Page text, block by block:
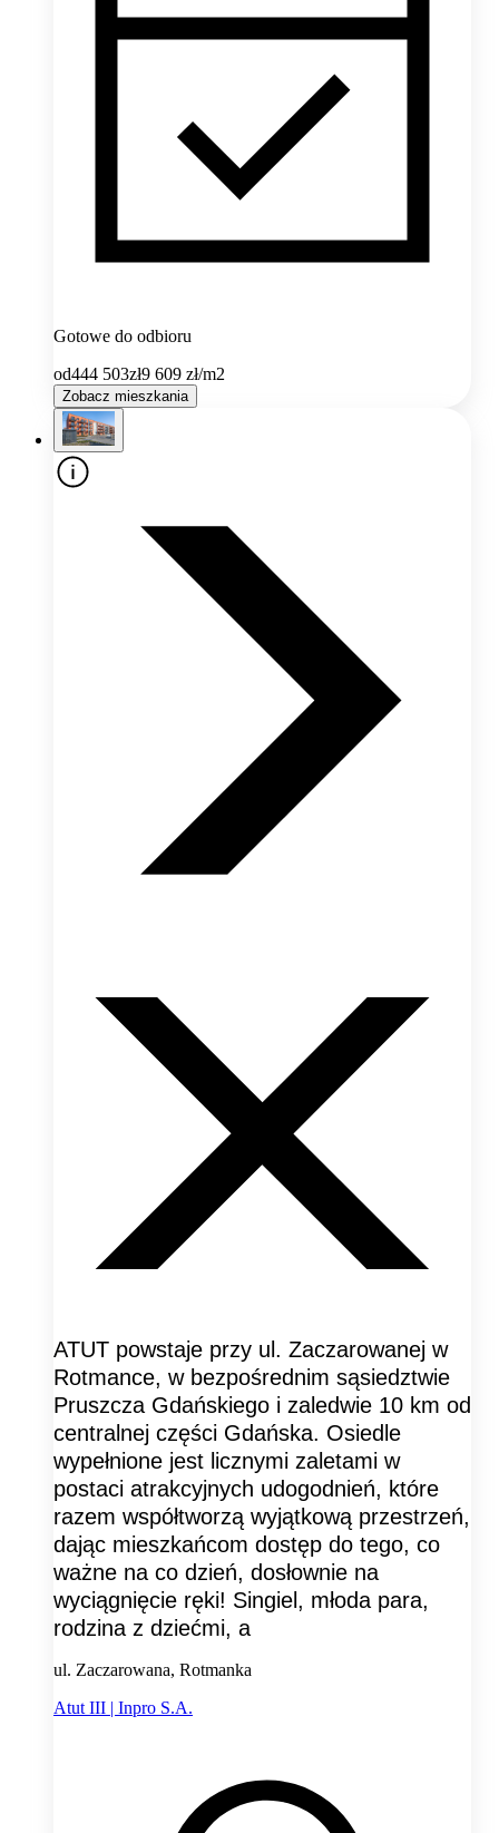
Gotowe do odbioru
od444 503zł9 609 zł/m2
Zobacz mieszkania
ATUT powstaje przy ul. Zaczarowanej w
Rotmance, w bezpośrednim sąsiedztwie
Pruszcza Gdańskiego i zaledwie 10 km od
centralnej części Gdańska. Osiedle
wypełnione jest licznymi zaletami w
postaci atrakcyjnych udogodnień, które
razem współtworzą wyjątkową przestrzeń,
dając mieszkańcom dostęp do tego, co
ważne na co dzień, dosłownie na
wyciągnięcie ręki! Singiel, młoda para,
rodzina z dziećmi, a
ul. Zaczarowana, Rotmanka
Atut III | Inpro S.A.